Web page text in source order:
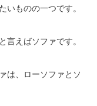
いものの一つです。
言えばソファです。
は、ローソファとソ